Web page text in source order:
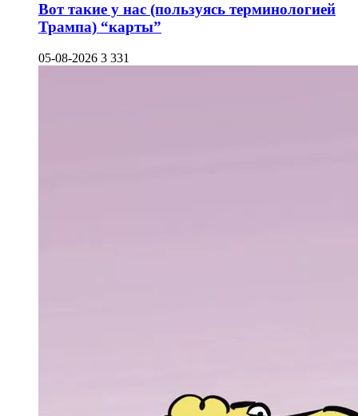
Вот такие у нас (пользуясь терминологией
Трампа) “карты”
05-08-2026 3 331